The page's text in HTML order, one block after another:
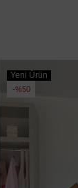
Yeni Ürün
%50